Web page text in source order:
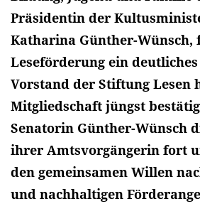
Präsidentin der
Katharina Günther-Wünsch,
Leseförderung ein
Vorstand der Stiftung Lesen
Mitgliedschaft jüngst
Senatorin Günther-Wünsch
ihrer Amtsvorgängerin fort
den gemeinsamen Willen
und nachhaltigen